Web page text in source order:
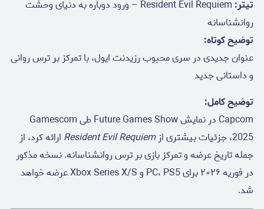
تیتر:
Resident Evil Requiem – ورود دوباره به دنیای وحشت
روانشناسانه
توضیح کوتاه:
عنوان جدیدی در سری محبوب رزیدنت ایول، با تمرکز بر ترس روانی
و داستانی جدید
توضیح کامل:
Capcom در نمایش Future Games Show طی Gamescom
2025، جزئیات بیشتری از
Resident Evil Requiem ارائه کرد، از
جمله تاریخ عرضه و تمرکز بازی بر ترس روانشناسانه. نسخه مذکور
در فوریه ۲۰۲۶ برای PC، PS5 و Xbox Series X/S عرضه خواهد
شد.